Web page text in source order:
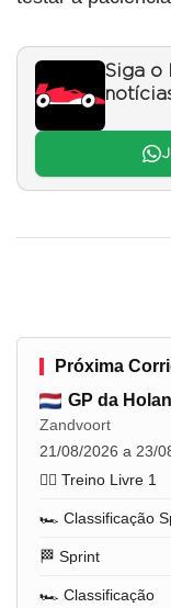
Siga o
Próxima
GP da
Zandvoort
21/08/2026 a 23/
🏋️‍♂️ Treino Livre 1
🏎️ Classificação
🏁 Sprint
🏎️ Classificação